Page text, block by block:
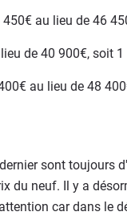
au lieu de 46
de 40 900€, soit
au lieu de 48
sont toujours
du neuf. Il y a
car dans le